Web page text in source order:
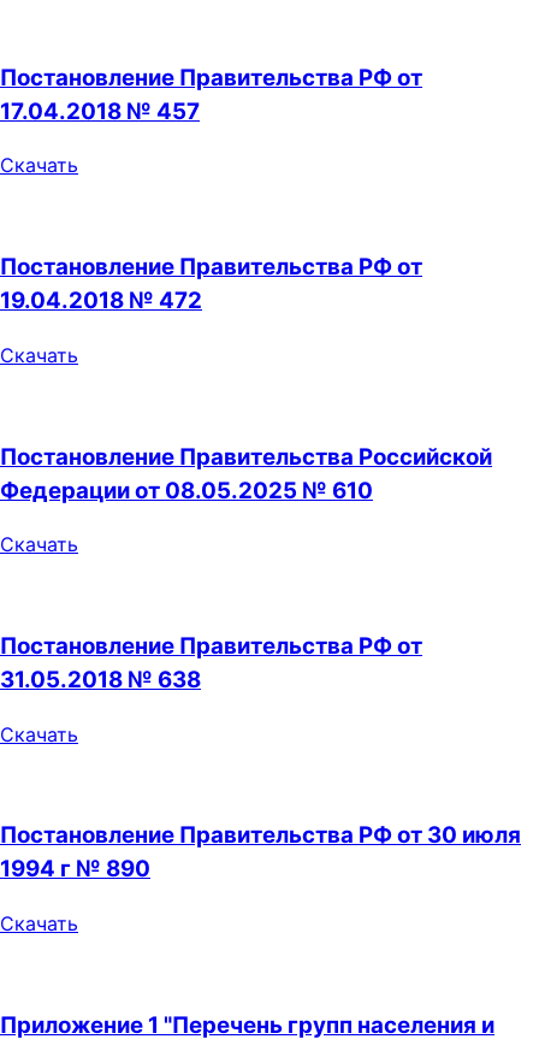
Постановление Правительства РФ от
17.04.2018 № 457
Скачать
Постановление Правительства РФ от
19.04.2018 № 472
Скачать
Постановление Правительства Российской
Федерации от 08.05.2025 № 610
Скачать
Постановление Правительства РФ от
31.05.2018 № 638
Скачать
Постановление Правительства РФ от 30 июля
1994 г № 890
Скачать
Приложение 1 "Перечень групп населения и